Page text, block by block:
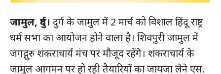
जामुल, दुर्ग। दुर्ग के जामुल में 2 मार्च को विशाल हिंदू राष्ट्र
धर्म सभा का आयोजन होने वाला है। शिवपुरी जामुल में
जगद्गुरु शंकराचार्य मंच पर मौजूद रहेंगे। शंकराचार्य के
जामुल आगमन पर हो रही तैयारियों का जायजा लेने एस.